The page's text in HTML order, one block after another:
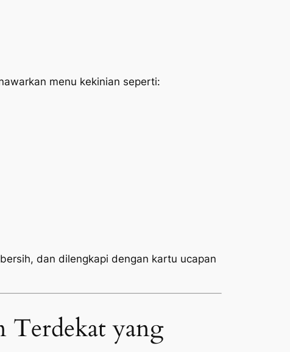
menu kekinian seperti:
dan dilengkapi dengan kartu ucapan
Terdekat yang